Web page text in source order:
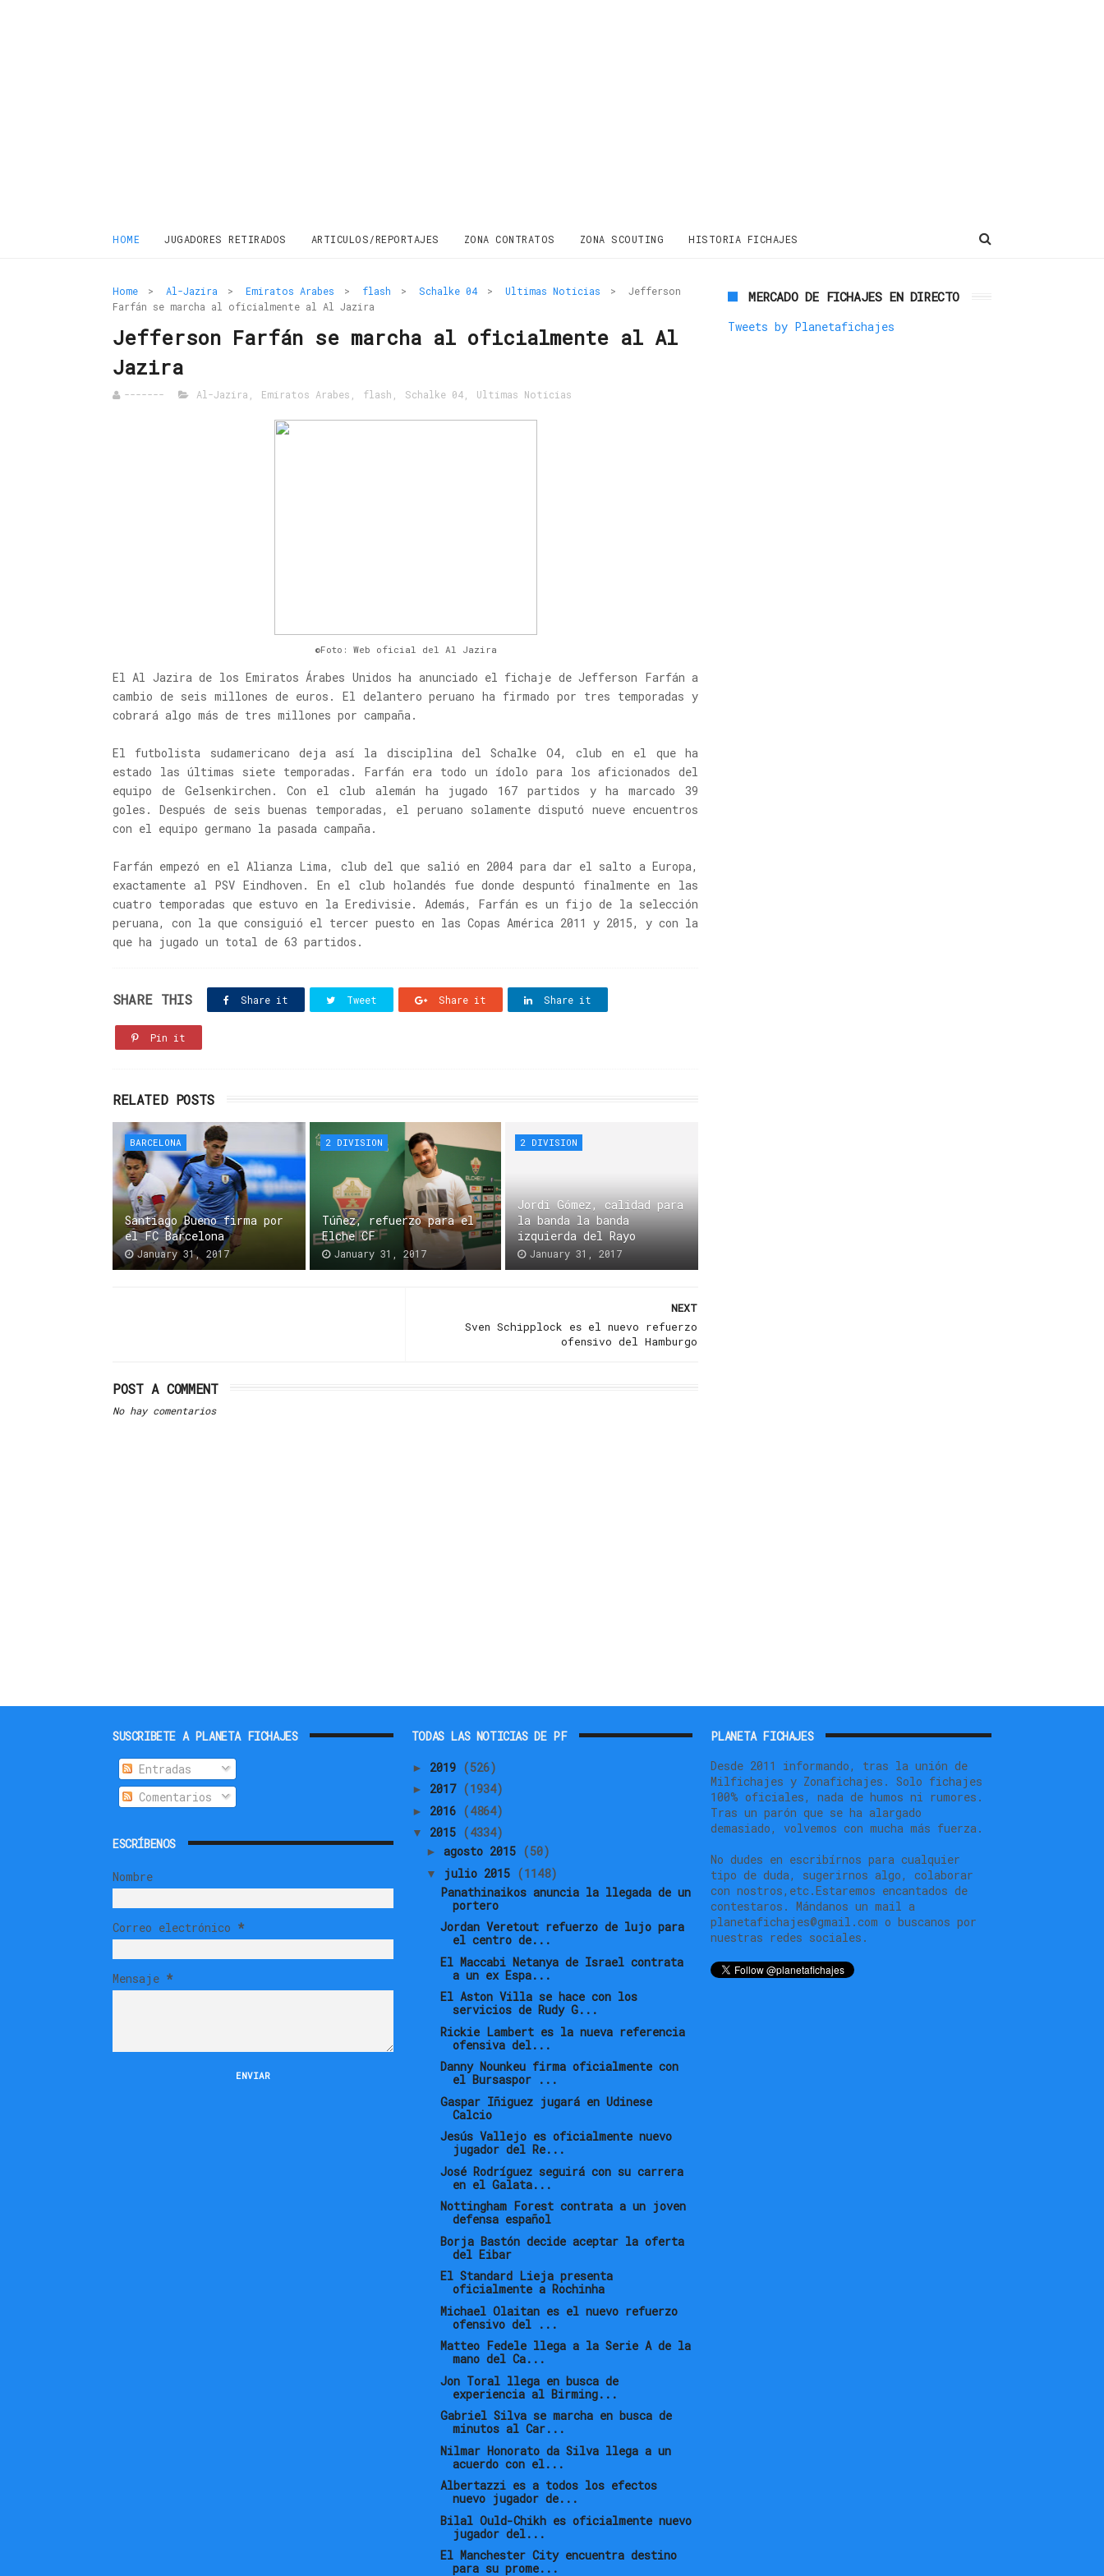
HOME JUGADORES RETIRADOS ARTICULOS/REPORTAJES ZONA CONTRATOS ZONA SCOUTING HISTORIA FICHAJES
Home > Al-Jazira > Emiratos Arabes > flash > Schalke 04 > Ultimas Noticias >
Jefferson
Farfán se marcha al oficialmente al Al Jazira
Jefferson Farfán se marcha al oficialmente al Al
Jazira
------- Al-Jazira Emiratos Arabes flash Schalke 04 Ultimas Noticias
©Foto: Web oficial del Al Jazira
El Al Jazira de los Emiratos Árabes Unidos ha anunciado el fichaje de Jefferson Farfán a
cambio de seis millones de euros. El delantero peruano ha firmado por tres temporadas y
cobrará algo más de tres millones por campaña.
El futbolista sudamericano deja así la disciplina del Schalke O4, club en el que ha
estado las últimas siete temporadas. Farfán era todo un ídolo para los aficionados del
equipo de Gelsenkirchen. Con el club alemán ha jugado 167 partidos y ha marcado 39
goles. Después de seis buenas temporadas, el peruano solamente disputó nueve encuentros
con el equipo germano la pasada campaña.
Farfán empezó en el Alianza Lima, club del que salió en 2004 para dar el salto a Europa,
exactamente al PSV Eindhoven. En el club holandés fue donde despuntó finalmente en las
cuatro temporadas que estuvo en la Eredivisie. Además, Farfán es un fijo de la selección
peruana, con la que consiguió el tercer puesto en las Copas América 2011 y 2015, y con la
que ha jugado un total de 63 partidos.
SHARE THIS Share it Tweet Share it Share it
Pin it
RELATED POSTS
BARCELONA
Santiago Bueno firma por
el FC Barcelona
January 31, 2017
2 DIVISION
Túñez, refuerzo para el
Elche CF
January 31, 2017
2 DIVISION
Jordi Gómez, calidad para
la banda la banda
izquierda del Rayo
January 31, 2017
NEXT
Sven Schipplock es el nuevo refuerzo
ofensivo del Hamburgo
POST A COMMENT
No hay comentarios
MERCADO DE FICHAJES EN DIRECTO
Tweets by Planetafichajes
SUSCRIBETE A PLANETA FICHAJES
Entradas
Comentarios
ESCRÍBENOS
Nombre
Correo electrónico *
Mensaje *
TODAS LAS NOTICIAS DE PF
► 2019 (526)
► 2017 (1934)
► 2016 (4864)
▼ 2015 (4334)
► agosto 2015 (50)
▼ julio 2015 (1148)
Panathinaikos anuncia la llegada de un
portero
Jordan Veretout refuerzo de lujo para
el centro de...
El Maccabi Netanya de Israel contrata
a un ex Espa...
El Aston Villa se hace con los
servicios de Rudy G...
Rickie Lambert es la nueva referencia
ofensiva del...
Danny Nounkeu firma oficialmente con
el Bursaspor ...
Gaspar Iñiguez jugará en Udinese
Calcio
Jesús Vallejo es oficialmente nuevo
jugador del Re...
José Rodríguez seguirá con su carrera
en el Galata...
Nottingham Forest contrata a un joven
defensa español
Borja Bastón decide aceptar la oferta
del Eibar
El Standard Lieja presenta
oficialmente a Rochinha
Michael Olaitan es el nuevo refuerzo
ofensivo del ...
Matteo Fedele llega a la Serie A de la
mano del Ca...
Jon Toral llega en busca de
experiencia al Birming...
Gabriel Silva se marcha en busca de
minutos al Car...
Nilmar Honorato da Silva llega a un
acuerdo con el...
Albertazzi es a todos los efectos
nuevo jugador de...
Bilal Ould-Chikh es oficialmente nuevo
jugador del...
El Manchester City encuentra destino
para su prome...
PLANETA FICHAJES
Desde 2011 informando, tras la unión de
Milfichajes y Zonafichajes. Solo fichajes
100% oficiales, nada de humos ni rumores.
Tras un parón que se ha alargado
demasiado, volvemos con mucha más fuerza.
No dudes en escribírnos para cualquier
tipo de duda, sugerirnos algo, colaborar
con nostros,etc.Estaremos encantados de
contestaros. Mándanos un mail a
planetafichajes@gmail.com o buscanos por
nuestras redes sociales.